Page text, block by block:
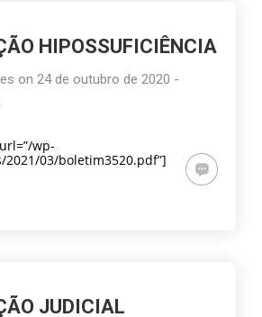
HIPOSSUFICIÊNCIA
on24 de outubro de 2020 -
wp-
03/boletim3520.pdf”]
JUDICIAL